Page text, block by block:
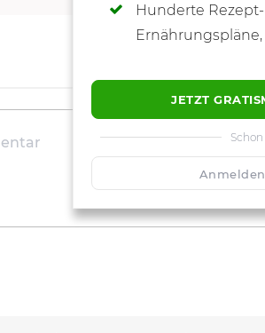
Hunderte
Ernährungspläne,
JETZT